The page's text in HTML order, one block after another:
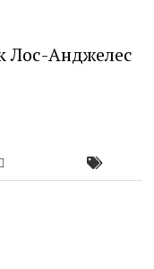
Лос-Анджелес